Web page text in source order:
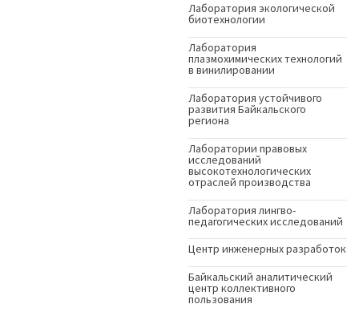
Лаборатория экологической
биотехнологии
Лаборатория
плазмохимических технологий
в винилировании
Лаборатория устойчивого
развития Байкальского
региона
Лаборатории правовых
исследований
высокотехнологических
отраслей производства
Лаборатория лингво-
педагогических исследований
Центр инженерных разработок
Байкальский аналитический
центр коллективного
пользования